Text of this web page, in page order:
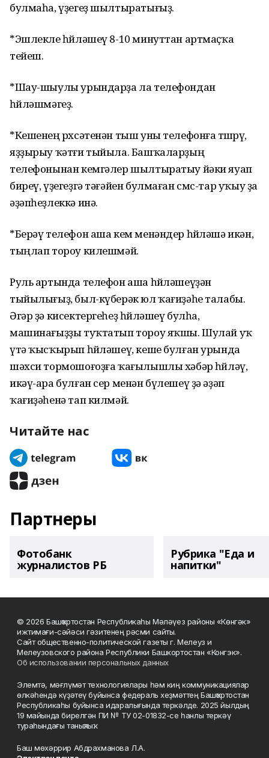
булмаһа, үҙегеҙ шылтыратығыҙ.
*Эшлекле һөйләшеү 8-10 минуттан артмаҫҡа
тейеш.
*Шау-шыулы урындарҙа ла телефондан
һөйләшмәгеҙ.
*Кешенең рөхсәтенән тыш уны телефонға төшөрөү,
яҙҙырыу ҡәтғи тыйыла. Башҡаларҙың
телефонынан кемгәлер шылтыратыу йәки яуап
биреү, үҙегеҙгә тәғәйен булмаған смс-тар уҡыу ҙа
әҙәпһеҙлеккә инә.
*Берәү телефон аша кем менәндер һөйләшә икән,
тыңлап тороу килешмәй.
Руль артында телефон аша һөйләшеүҙән
тыйылығыҙ, был-күберәк юл ҡағиҙәһе талабы.
Әгәр ҙә кисектергеһеҙ һөйләшеү булһа,
машинағыҙҙы туҡтатып тороу яҡшы. Шулай уҡ
үтә ҡысҡырып һөйләшеү, кеше булған урында
шәхси тормошоғоҙға ҡағылышлы хәбәр һөйләү,
икәү-ара булған сер менән бүлешеү ҙә әҙәп
ҡағиҙәһенә тап килмәй.
Читайте нас
Партнеры
Фотобанк
журналистов РБ
Рубрика "Еда и
напитки"
© 2026 Башҡортостан Республикаһы Мәләүез районы «Көнгәк»
ижтимағи-сәйәси гәзитенең рәсми сайты.
Сайт общественно-политической газеты г. Мелеуз и
Мелеузовского района Республики Башкортостан «Конгэк».
Об использовании персональных данных
Элемтә, мәғлүмәт технологиялары һәм киң коммуникациялар
өлкәһендә күҙәтеү буйынса федераль хеҙмәттең Башҡортостан
Республикаһы буйынса идаралығында теркәлде. 2025 йылдың
19 майында бирелгән ПИ № ТУ 02-01832-се һанлы теркәү
тураһындағы таныҡлыҡ.
Баш мөхәррир Абдрахманова Л.А.